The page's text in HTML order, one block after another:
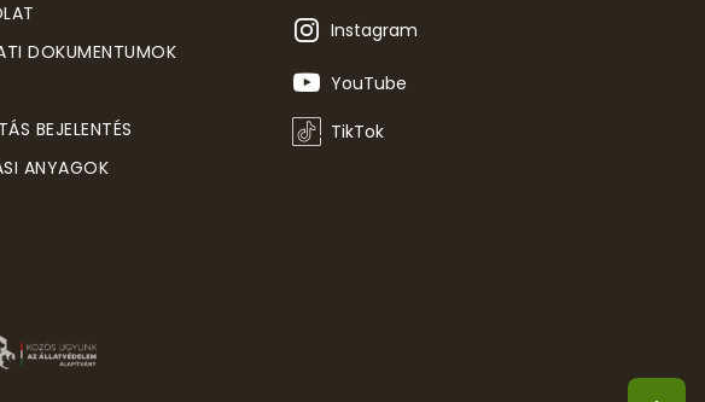
DOKUMENTUMOK
BEJELENTÉS
ANYAGOK
Instagram
YouTube
TikTok